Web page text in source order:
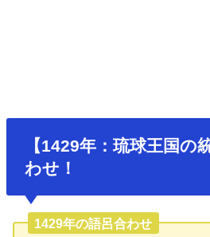
【1429年：琉球王国の
わせ！
1429年の語呂合わせ